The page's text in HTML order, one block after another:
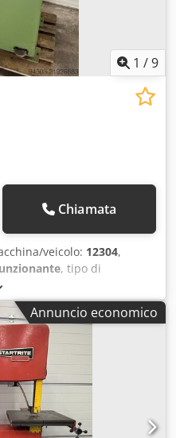
1 /9
Chiamata
veicolo: 12304,
, tipo di
, For sale is a high-
manufacturer
comes from Gebrüder
and stands out for its
German industrial quality.
Model: THIEL
Machine Data Wheel
450–500 mm Max.
Annuncio economico